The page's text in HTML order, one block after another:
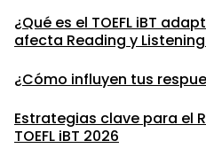
¿Qué es el TOEFL iBT
afecta Reading y
¿Cómo influyen tus
Estrategias clave para el
TOEFL iBT 2026